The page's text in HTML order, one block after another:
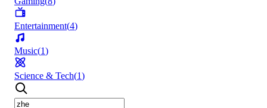
Entertainment(4)
Music(1)
Science & Tech(1)